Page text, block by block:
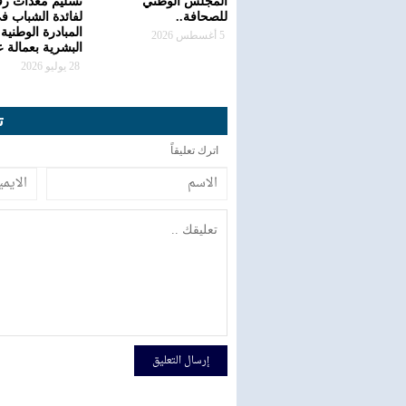
للصحافة..
لفائدة الشباب
المبادرة
البشرية
اترك تعليقاً